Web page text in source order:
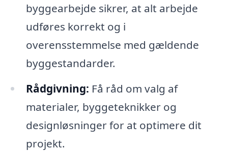
byggearbejde sikrer, at alt arbejde
udføres korrekt og i
overensstemmelse med gældende
byggestandarder.
Rådgivning: Få råd om valg af
materialer, byggeteknikker og
designløsninger for at optimere dit
projekt.